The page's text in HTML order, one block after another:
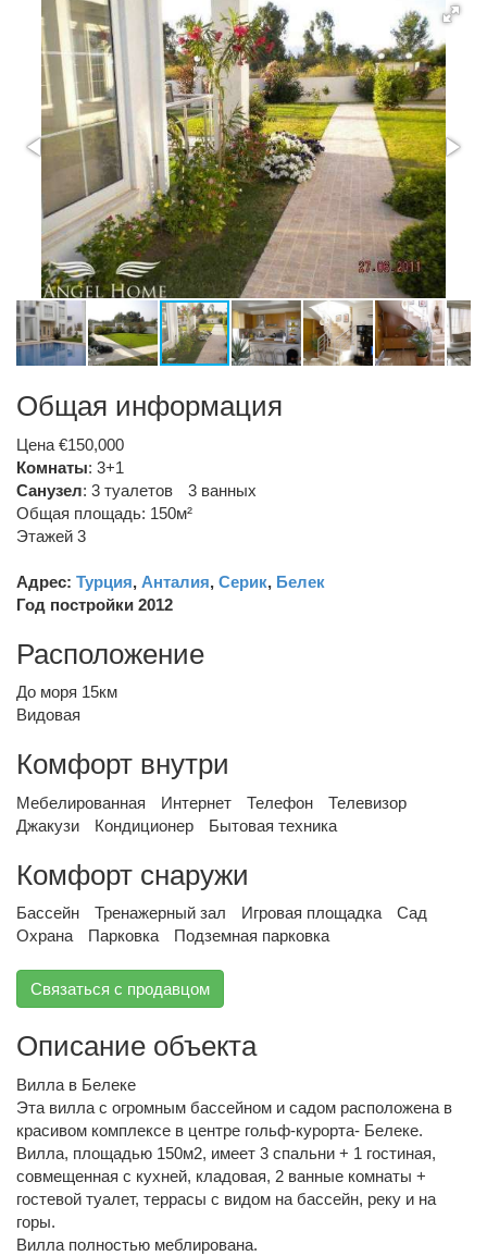
Общая информация
Цена €150,000
Комнаты: 3+1
Санузел: 3 туалетов
3 ванных
Общая площадь: 150м²
Этажей 3
Адрес: Турция, Анталия, Серик, Белек
Год постройки 2012
Расположение
До моря 15км
Видовая
Комфорт внутри
Мебелированная Интернет Телефон
Телевизор
Джакузи
Кондиционер Бытовая техника
Комфорт снаружи
Бассейн Тренажерный зал Игровая площадка
Сад
Охрана
Парковка Подземная парковка
Связаться с продавцом
Описание объекта
Вилла в Белеке
Эта вилла c огромным бассейном и садом расположена в
красивом комплексе в центре гольф-курорта- Белеке.
Вилла, площадью 150м2, имеет 3 спальни + 1 гостиная,
совмещенная с кухней, кладовая, 2 ванные комнаты +
гостевой туалет, террасы с видом на бассейн, реку и на
горы.
Вилла полностью меблирована.